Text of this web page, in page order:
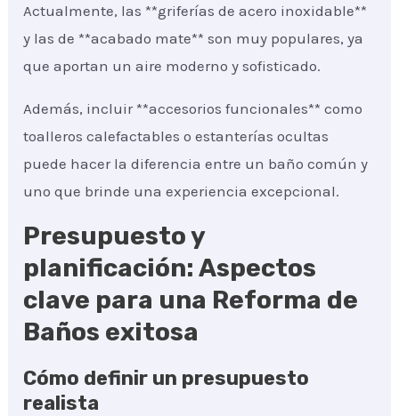
Actualmente, las **griferías de acero inoxidable**
y las de **acabado mate** son muy populares, ya
que aportan un aire moderno y sofisticado.
Además, incluir **accesorios funcionales** como
toalleros calefactables o estanterías ocultas
puede hacer la diferencia entre un baño común y
uno que brinde una experiencia excepcional.
Presupuesto y
planificación: Aspectos
clave para una Reforma de
Baños exitosa
Cómo definir un presupuesto
realista